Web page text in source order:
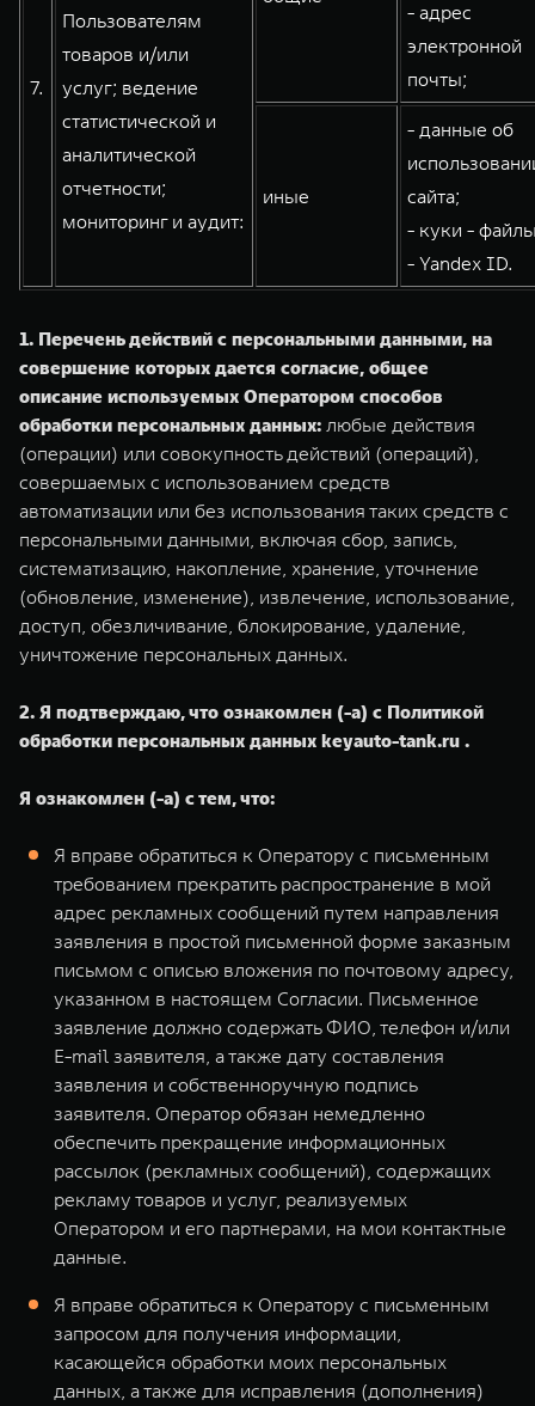
7.
Пользователям
товаров и/или
услуг; ведение
статистической и
аналитической
отчетности;
мониторинг и аудит:
- адрес
электронной
почты;
иные
- данные об
сайта;
- куки -
- Yandex ID.
1. Перечень действий с персональными данными, на
совершение которых дается согласие, общее
описание используемых Оператором способов
обработки персональных данных: любые действия
(операции) или совокупность действий (операций),
совершаемых с использованием средств
автоматизации или без использования таких средств с
персональными данными, включая сбор, запись,
систематизацию, накопление, хранение, уточнение
(обновление, изменение), извлечение, использование,
доступ, обезличивание, блокирование, удаление,
уничтожение персональных данных.
2. Я подтверждаю, что ознакомлен (-а) с Политикой
обработки персональных данных keyauto-tank.ru .
Я ознакомлен (-а) с тем, что:
Я вправе обратиться к Оператору с письменным
требованием прекратить распространение в мой
адрес рекламных сообщений путем направления
заявления в простой письменной форме заказным
письмом с описью вложения по почтовому адресу,
указанном в настоящем Согласии. Письменное
заявление должно содержать ФИО, телефон и/или
E-mail заявителя, а также дату составления
заявления и собственноручную подпись
заявителя. Оператор обязан немедленно
обеспечить прекращение информационных
рассылок (рекламных сообщений), содержащих
рекламу товаров и услуг, реализуемых
Оператором и его партнерами, на мои контактные
данные.
Я вправе обратиться к Оператору с письменным
запросом для получения информации,
касающейся обработки моих персональных
данных, а также для исправления (дополнения)